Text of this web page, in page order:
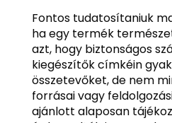
Fontos tudatosítaniuk
ha egy termék
azt, hogy biztonságos
kiegészítők címkéin
összetevőket, de nem
forrásai vagy
ajánlott alaposan